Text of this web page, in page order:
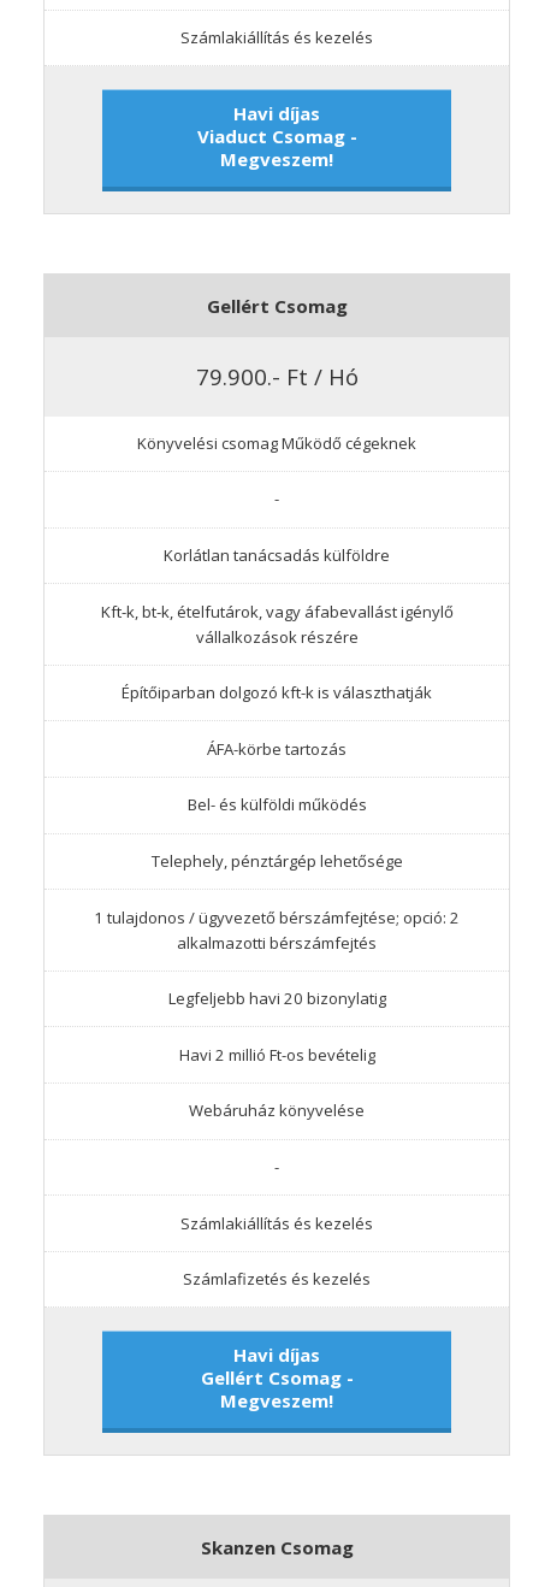
Számlakiállítás és kezelés
Havi díjas
Viaduct Csomag -
Megveszem!
Gellért Csomag
79.900.- Ft / Hó
Könyvelési csomag Működő cégeknek
-
Korlátlan tanácsadás külföldre
Kft-k, bt-k, ételfutárok, vagy áfabevallást igénylő
vállalkozások részére
Építőiparban dolgozó kft-k is választhatják
ÁFA-körbe tartozás
Bel- és külföldi működés
Telephely, pénztárgép lehetősége
1 tulajdonos / ügyvezető bérszámfejtése; opció: 2
alkalmazotti bérszámfejtés
Legfeljebb havi 20 bizonylatig
Havi 2 millió Ft-os bevételig
Webáruház könyvelése
-
Számlakiállítás és kezelés
Számlafizetés és kezelés
Havi díjas
Gellért Csomag -
Megveszem!
Skanzen Csomag